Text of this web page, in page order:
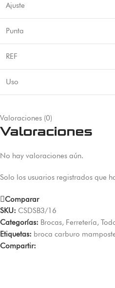
Ajuste
Punta
REF
Uso
Valoraciones (0)
Valoraciones
No hay valoraciones aún.
Solo los usuarios registrados que
Comparar
SKU: CSDSB3/16
Categorías: Brocas, Ferretería,
Etiquetas: broca carburo
Compartir: